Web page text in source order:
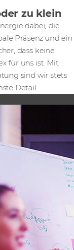
zu klein
dabei, die
Präsenz und ein
dass keine
für uns ist. Mit
sind wir stets
Detail.